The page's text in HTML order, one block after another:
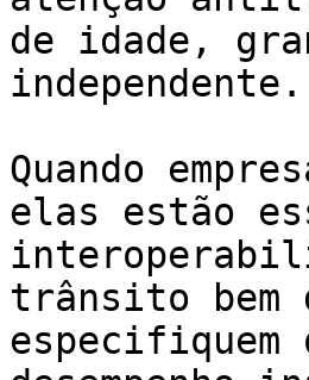
de idade,
independente.
Quando
elas estão
trânsito bem
especifiquem